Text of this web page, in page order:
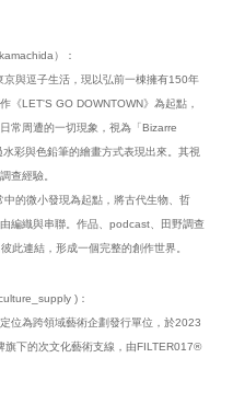
）：
與逗子生活，現以弘前一棟擁有150年
《LET'S GO DOWNTOWN》為起點，
常周遭的一切現象，視為「Bizarre
與色鉛筆的繪畫方式表現出來。其視
查經驗。
的微小發現為起點，將古代生物、哲
編織與串聯。作品、podcast、田野調查
連結，形成一個完整的創作世界。
)：
位為跨領域藝術企劃發行單位，於2023
下的次文化藝術支線，由FILTER017®